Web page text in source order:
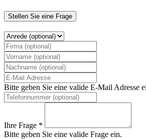
Stellen Sie eine Frage
Bitte geben Sie eine valide E-Mail Adresse
Ihre Frage *
Bitte geben Sie eine valide Frage ein.